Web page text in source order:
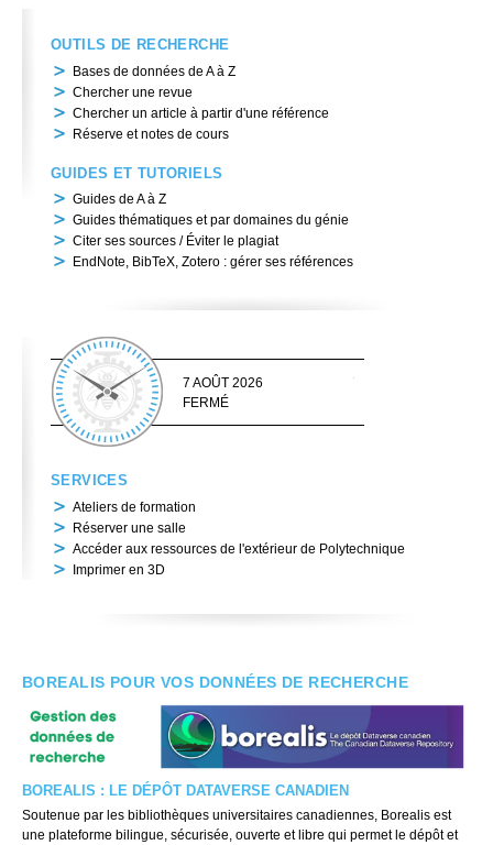
OUTILS DE RECHERCHE
Bases de données de A à Z
Chercher une revue
Chercher un article à partir d'une référence
Réserve et notes de cours
GUIDES ET TUTORIELS
Guides de A à Z
Guides thématiques et par domaines du génie
Citer ses sources / Éviter le plagiat
EndNote, BibTeX, Zotero : gérer ses références
7 AOÛT 2026
FERMÉ
SERVICES
Ateliers de formation
Réserver une salle
Accéder aux ressources de l'extérieur de Polytechnique
Imprimer en 3D
BOREALIS POUR VOS DONNÉES DE RECHERCHE
BOREALIS : LE DÉPÔT DATAVERSE CANADIEN
Soutenue par les bibliothèques universitaires canadiennes, Borealis est
une plateforme bilingue, sécurisée, ouverte et libre qui permet le dépôt et